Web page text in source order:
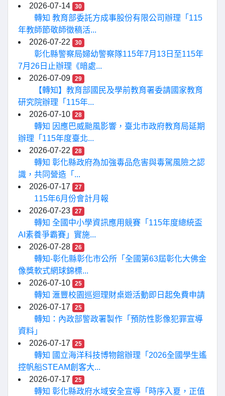
2026-07-14
30
轉知 教育部委託方成事股份有限公司辦理「115
年教師節敬師徵稿活...
2026-07-22
30
彰化縣警察局婦幼警察隊115年7月13日至115年
7月26日止辦理《暗處...
2026-07-09
29
【轉知】教育部國民及學前教育署委請國家教育
研究院辦理「115年...
2026-07-10
28
轉知 因應巴威颱風影響，臺北市政府教育局延期
辦理「115年度臺北...
2026-07-22
28
轉知 彰化縣政府為加強毒品危害與毒駕風險之認
識，共同營造「...
2026-07-17
27
115年6月份會計月報
2026-07-23
27
轉知 全國中小學資訊應用競賽「115年度總統盃
AI素養爭霸賽」實施...
2026-07-28
26
轉知-彰化縣彰化市公所「全國第63屆彰化大佛金
像獎軟式網球錦標...
2026-07-10
25
轉知 滙豐校園巡迴理財桌遊活動即日起免費申請
2026-07-17
25
轉知：內政部警政署製作「預防性影像犯罪宣導
資料」
2026-07-17
25
轉知 國立海洋科技博物館辦理「2026全國學生遙
控帆船STEAM創客大...
2026-07-17
25
轉知 彰化縣政府水域安全宣導「時序入夏，正值